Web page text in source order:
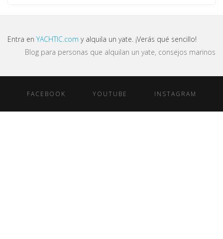
Entra en YACHTIC.com y alquila un yate. ¡Verás qué sencillo!
Blog para personas que alquilan un yate, consejos marinos
FACEBOOK YOUTUBE INSTAGRAM